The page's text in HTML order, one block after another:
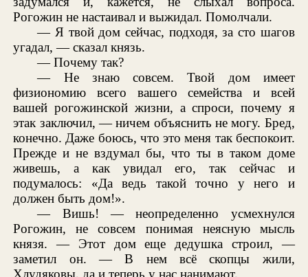
Рогожин не настаивал и выжидал. Помолчали.
— Я твой дом сейчас, подходя, за сто шагов
угадал, — сказал князь.
— Почему так?
— Не знаю совсем. Твой дом имеет
физиономию всего вашего семейства и всей
вашей рогожинской жизни, а спроси, почему я
этак заключил, — ничем объяснить не могу. Бред,
конечно. Даже боюсь, что это меня так беспокоит.
Прежде и не вздумал бы, что ты в таком доме
живешь, а как увидал его, так сейчас и
подумалось: «Да ведь такой точно у него и
должен быть дом!».
— Вишь! — неопределенно усмехнулся
Рогожин, не совсем понимая неясную мысль
князя. — Этот дом еще дедушка строил, —
заметил он. — В нем всё скопцы жили,
Хлудяковы, да и теперь у нас нанимают.